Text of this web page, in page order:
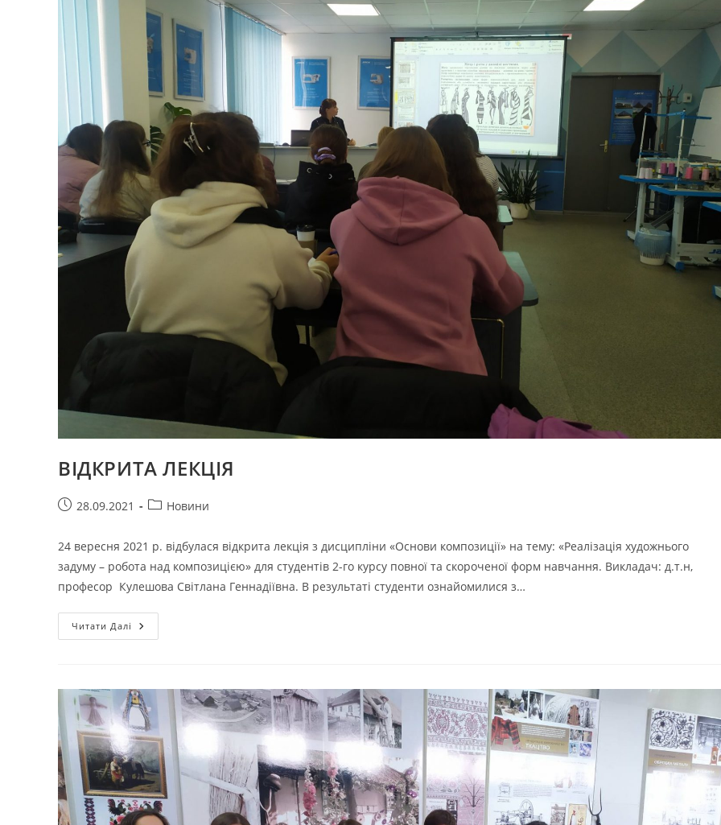
ВІДКРИТА ЛЕКЦІЯ
Запис28.09.2021
Категорія
Новини
24 вересня 2021 р. відбулася відкрита лекція з дисципліни «Основи композиції» на тему: «Реалізація художнього
задуму – робота над композицією» для студентів 2-го курсу повної та скороченої форм навчання. Викладач: д.т.н,
професор Кулешова Світлана Геннадіївна. В результаті студенти ознайомилися з…
Читати Далі ВІДКРИТА
ЛЕКЦІЯ